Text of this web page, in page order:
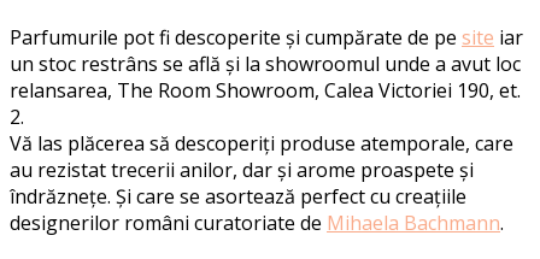
Parfumurile pot fi descoperite și cumpărate de pe site iar
un stoc restrâns se află și la showroomul unde a avut loc
relansarea, The Room Showroom, Calea Victoriei 190, et.
2.
Vă las plăcerea să descoperiți produse atemporale, care
au rezistat trecerii anilor, dar și arome proaspete și
îndrăznețe. Și care se asortează perfect cu creațiile
designerilor români curatoriate de Mihaela Bachmann.